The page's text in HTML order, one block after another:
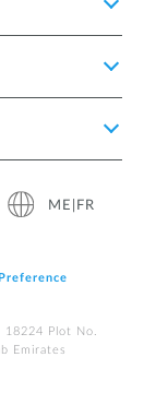
ME|FR
Plot No.
Emirates